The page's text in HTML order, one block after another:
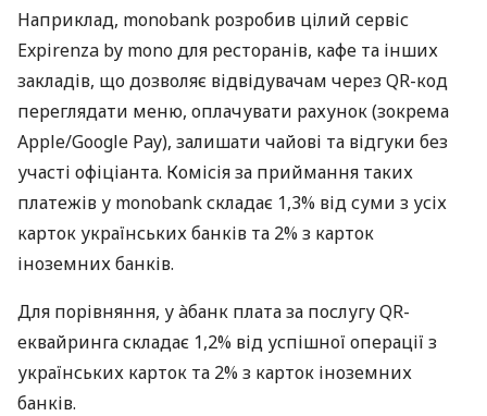
Наприклад, monobank розробив цілий сервіс
Expirenza by mono для ресторанів, кафе та інших
закладів, що дозволяє відвідувачам через QR-код
переглядати меню, оплачувати рахунок (зокрема
Apple/Google Pay), залишати чайові та відгуки без
участі офіціанта. Комісія за приймання таких
платежів у monobank складає 1,3% від суми з усіх
карток українських банків та 2% з карток
іноземних банків.
Для порівняння, у àбанк плата за послугу QR-
еквайринга складає 1,2% від успішної операції з
українських карток та 2% з карток іноземних
банків.